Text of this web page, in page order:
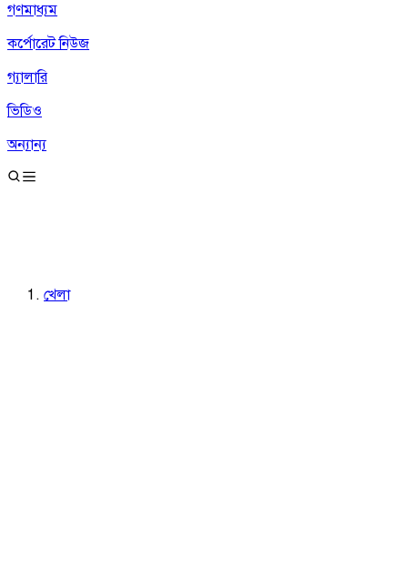
গণমাধ্যম
কর্পোরেট নিউজ
গ্যালারি
ভিডিও
অন্যান্য
খেলা